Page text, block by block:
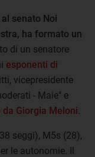
al senato Noi
ha formato un
di un senatore
esponenti di
vicepresidente
- Maie" e
Giorgia Meloni
seggi), M5s (28),
le autonomie. Il